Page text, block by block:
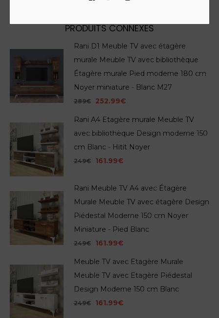
PRODUITS CONNEXES
Rani D1 Meuble TV avec étagère
murale Meuble TV avec bibliothèque
Étagère murale Pied moderne 180 cm
Noyer miniature - Blanc M27
289€ 252.99€
Rani A4 Etagère murale Meuble TV
avec bibliothèque Design moderne 150
cm Blanc - Hitit Noyer
249€ 161.99€
Rani Meuble TV A4 avec Étagère
Murale Meuble TV avec étagère Design
Piédestal Moderne 150 cm Noyer
Miniature - Pied Blanc
249€ 161.99€
Meuble TV avec Etagère Murale
Meuble TV avec Etagère Piédestal
Design Moderne 150 cm Blanc
249€ 161.99€